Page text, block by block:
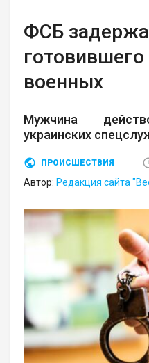
ФСБ
военных
Мужчина
украинских
ПРОИСШЕСТВИЯ
Автор: Редакция сайта